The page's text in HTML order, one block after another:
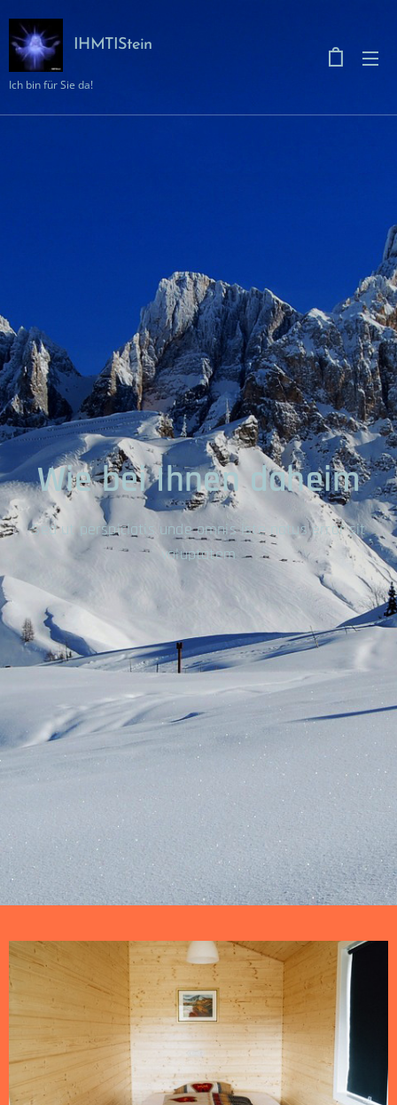
IHMTIStein
Ich bin für Sie da!
Wie bei Ihnen daheim
Sed ut perspiciatis unde omnis iste natus error sit
voluptatem